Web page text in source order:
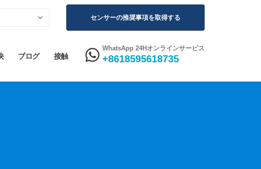
センサーの推奨事項を取得する
ブログ 接触
WhatsApp 24Hオンラインサービス
+8618595618735